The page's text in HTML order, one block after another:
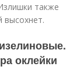
также
высохнет.
оклейки